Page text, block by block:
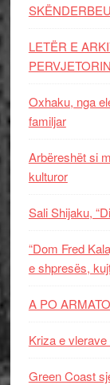
LETËR E
Oxhaku, nga
familjar
Arbëreshët si
kulturor
Sali Shijaku,
“Dom Fred
e shpresës,
A PO
Kriza e
Green Coast